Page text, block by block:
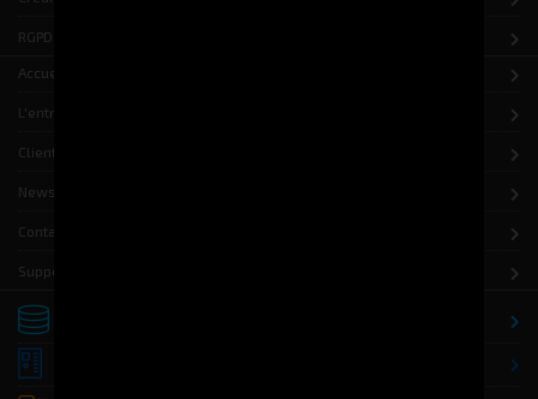
RGPD
Accueil
L'entreprise
Clients
News
Contact
Support